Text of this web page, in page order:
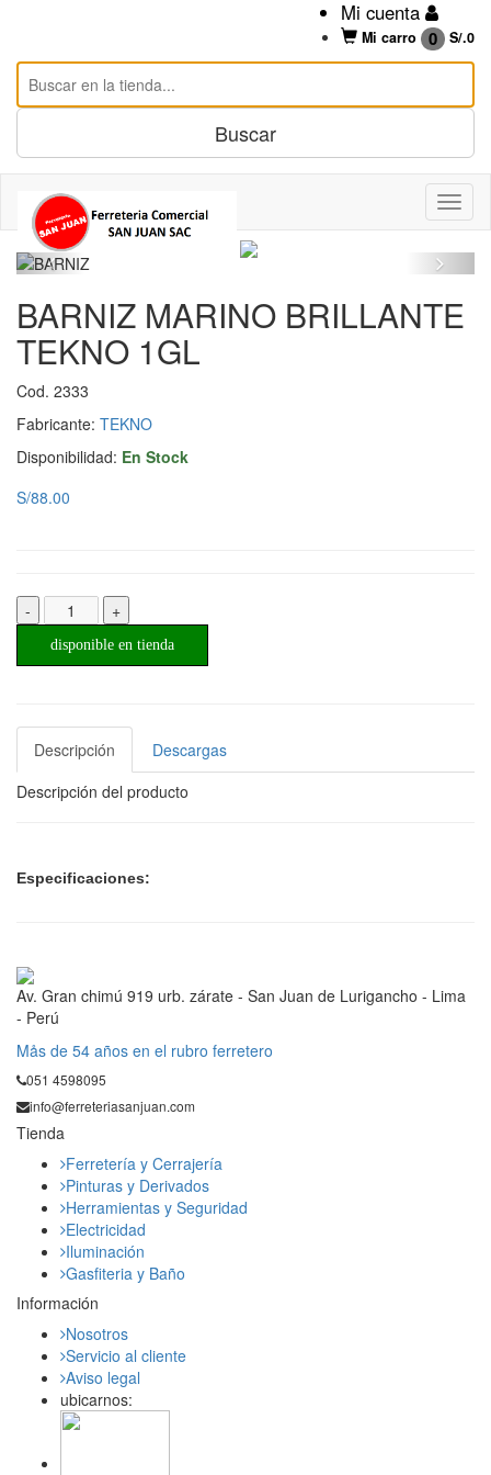
Mi cuenta
Mi carro 0 S/.0
BARNIZ MARINO BRILLANTE
TEKNO 1GL
Cod. 2333
Fabricante: TEKNO
Disponibilidad: En Stock
S/88.00
- +
disponible en tienda
Descripción
Descargas
Descripción del producto
Especificaciones:
Av. Gran chimú 919 urb. zárate - San Juan de Lurigancho - Lima
- Perú
Mås de 54 años en el rubro ferretero
051 4598095
info@ferreteriasanjuan.com
Tienda
Ferretería y Cerrajería
Pinturas y Derivados
Herramientas y Seguridad
Electricidad
Iluminación
Gasfiteria y Baño
Información
Nosotros
Servicio al cliente
Aviso legal
ubicarnos: